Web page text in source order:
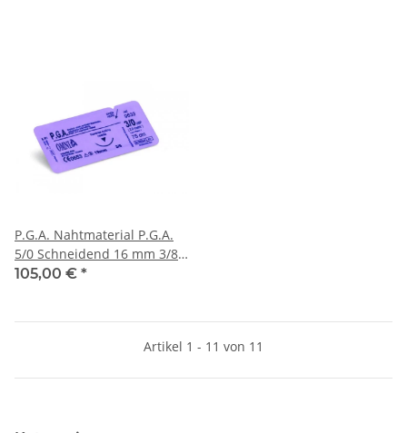
P.G.A. Nahtmaterial P.G.A.
5/0 Schneidend 16 mm 3/8
kreisförmig Schneidend
105,00 € *
Artikel 1 - 11 von 11